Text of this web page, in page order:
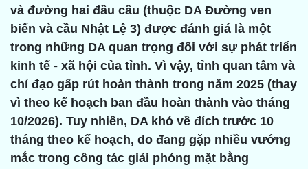
và đường hai đầu cầu (thuộc DA Đường ven
biển và cầu Nhật Lệ 3) được đánh giá là một
trong những DA quan trọng đối với sự phát triển
kinh tế - xã hội của tỉnh. Vì vậy, tỉnh quan tâm và
chỉ đạo gấp rút hoàn thành trong năm 2025 (thay
vì theo kế hoạch ban đầu hoàn thành vào tháng
10/2026). Tuy nhiên, DA khó về đích trước 10
tháng theo kế hoạch, do đang gặp nhiều vướng
mắc trong công tác giải phóng mặt bằng